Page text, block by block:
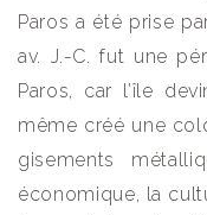
Paros a été prise
av. J.-C. fut une
Paros, car l’île
même créé une
gisements
économique, la